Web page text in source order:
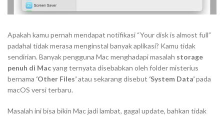
Apakah kamu pernah mendapat notifikasi “Your disk is almost full”
padahal tidak merasa menginstal banyak aplikasi? Kamu tidak
sendirian. Banyak pengguna Mac menghadapi masalah storage
penuh di Macyang ternyata disebabkan oleh folder misterius
bernama ‘Other Files’atau sekarang disebut ‘System Data’pada
macOS versi terbaru.
Masalah ini bisa bikin Mac jadi lambat, gagal update, bahkan tidak